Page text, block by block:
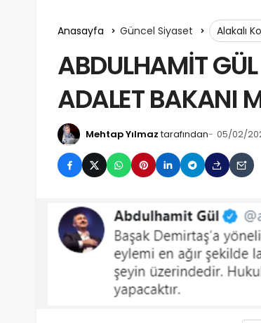
Anasayfa Güncel Siyaset Alakalı
ABDULHAMİT
ADALET BAKANI
Mehtap Yılmaz tarafından 05/02/